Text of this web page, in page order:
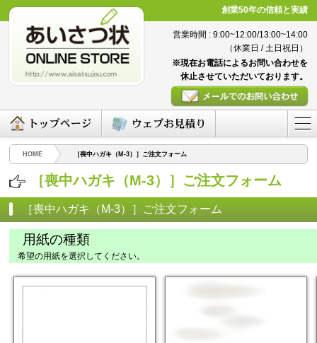
創業50年の信頼と実績
営業時間 : 9:00~12:00/13:00~14:00
（休業日 / 土日祝日）
※現在お電話によるお問い合わせを
休止させていただいております。
HOME ［喪中ハガキ（M-3）］ご注文フォーム
［喪中ハガキ（M-3）］ご注文フォーム
［喪中ハガキ（M-3）］ご注文フォーム
用紙の種類
希望の用紙を選択してください。